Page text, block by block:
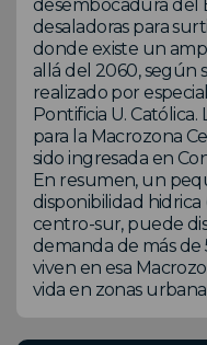
desembocadura del
desaladoras para
donde existe un
allá del 2060, según
realizado por
Pontificia U.
para la Macrozona
sido ingresada en
En resumen, un
disponibilidad hidrica
centro-sur, puede
demanda de más de
viven en esa
vida en zonas